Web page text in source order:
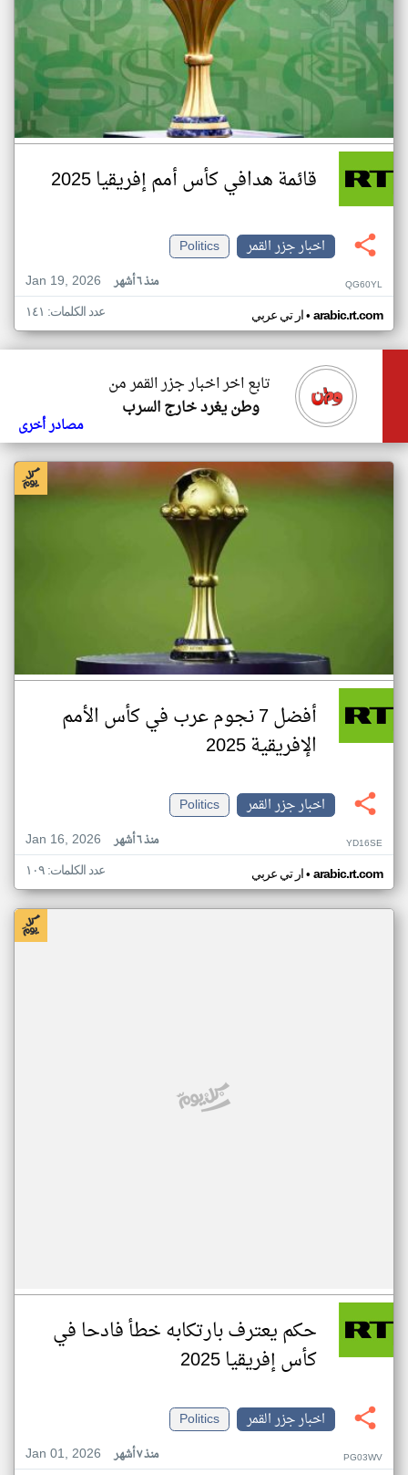
قائمة هدافي كأس أمم إفريقيا 2025
اخبار جزر القمر
Politics
Jan 19, 2026
منذ ٦ أشهر QG60YL
ار تي عربي• arabic.rt.com عدد الكلمات: ١٤١
تابع اخر اخبار جزر القمر من
وطن يغرد خارج السرب
مصادر أخرى
أفضل 7 نجوم عرب في كأس الأمم
الإفريقية 2025
اخبار جزر القمر
Politics
Jan 16, 2026
منذ ٦ أشهر YD16SE
ار تي عربي• arabic.rt.com عدد الكلمات: ١٠٩
حكم يعترف بارتكابه خطأ فادحا في
كأس إفريقيا 2025
اخبار جزر القمر
Politics
Jan 01, 2026
منذ ٧ أشهر PG03WV